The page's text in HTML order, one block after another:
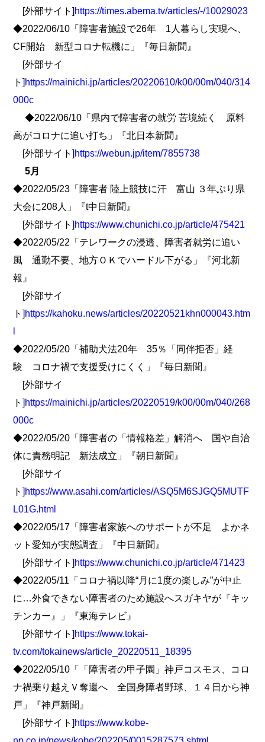
[外部サイト] https://times.abema.tv/articles/-/10029023
◆2022/06/10「障害者施設で26年 1人暮らし実現へ、
CF開始 新型コロナ転機に」『毎日新聞』
[外部サイ
ト] https://mainichi.jp/articles/20220610/k00/00m/040/314
000c
◆2022/06/10「県内で障害者の就労 苦境続く 原料
高がコロナに追い打ち」『北日本新聞』
[外部サイト] https://webun.jp/item/7855738
5月
◆2022/05/23「障害者 陸上競技に汗 富山 ３年ぶり県
大会に208人」『t中日新聞』
[外部サイト] https://www.chunichi.co.jp/article/475421
◆2022/05/22「テレワークの浸透、障害者就労に追い
風 通勤不要、地方ＯＫでハードル下がる」『河北新
報』
[外部サイ
ト] https://kahoku.news/articles/20220521khn000043.htm
◆2022/05/20「補助犬法20年 35％「同伴拒否」経
験 コロナ禍で支援受けにくく」『毎日新聞』
[外部サイ
ト] https://mainichi.jp/articles/20220519/k00/00m/040/268
000c
◆2022/05/20「障害者の「情報格差」解消へ 国や自治
体に責務明記 新法成立」『朝日新聞』
[外部サイ
ト] https://www.asahi.com/articles/ASQ5M6SJGQ5MUTF
L01G.html
◆2022/05/17「障害者家族へのサポートが不足 よかネ
ット愛知が実態調査」『中日新聞』
[外部サイト] https://www.chunichi.co.jp/article/471423
◆2022/05/11「コロナ禍以降“月に1度の楽しみ”が中止
に…外食できない障害者のため施設へスガキヤが『キッ
チンカー』」『東海テレビ』
[外部サイト] https://www.tokai-
tv.com/tokainews/article_20220511_18395
◆2022/05/10「「障害者の甲子園」神戸コスモス、コロ
ナ禍乗り越えＶ奪還へ 全国身障者野球、１４日から神
戸」『神戸新聞』
[外部サイト] https://www.kobe-